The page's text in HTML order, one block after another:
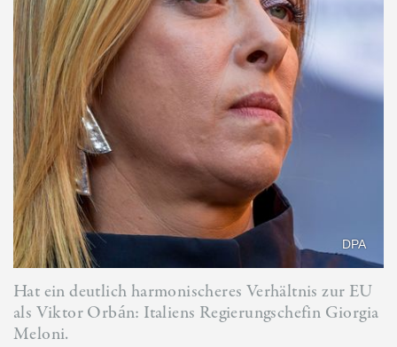
DPA
Hat ein deutlich harmonischeres Verhältnis zur EU
als Viktor Orbán: Italiens Regierungschefin Giorgia
Meloni.